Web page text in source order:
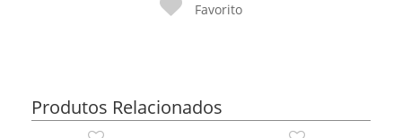
Favorito
Produtos Relacionados